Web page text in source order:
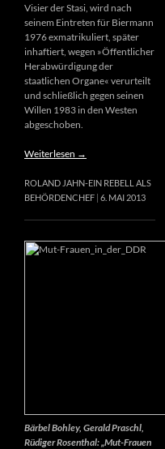
Visier der Stasi, wird nach
seinem Eintreten für Biermann
1976 exmatrikuliert, später
inhaftiert, wegen »Öffentlicher
Herabwürdigung der
staatlichen Organe« verurteilt
und schließlich gegen seinen
Willen 1983 in den Westen
abgeschoben.
Weiterlesen →
ROLAND JAHN-EIN REBELL ALS
BEHÖRDENCHEF 6. MAI 2013
Bärbel Bohley, Gerald Praschl,
Rüdiger Rosenthal: „Mut-Frauen